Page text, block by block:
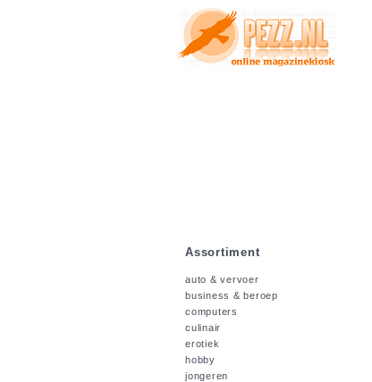
Assortiment
auto & vervoer
business & beroep
computers
culinair
erotiek
hobby
jongeren